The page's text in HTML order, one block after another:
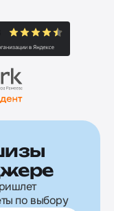
по выбору